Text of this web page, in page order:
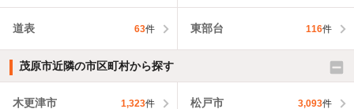
道表 63件 東部台 116件
茂原市近隣の市区町村から探す
木更津市 1,323件 松戸市 3,093件